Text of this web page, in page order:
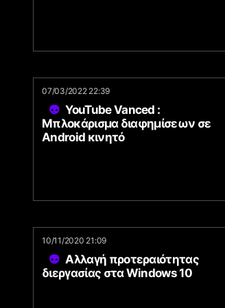
07/03/2022 22:39
YouTube Vanced :
Μπλοκάρισμα διαφημίσεων σε
Android κινητό
10/11/2020 21:09
Αλλαγή προτεραιότητας
διεργασίας στα Windows 10